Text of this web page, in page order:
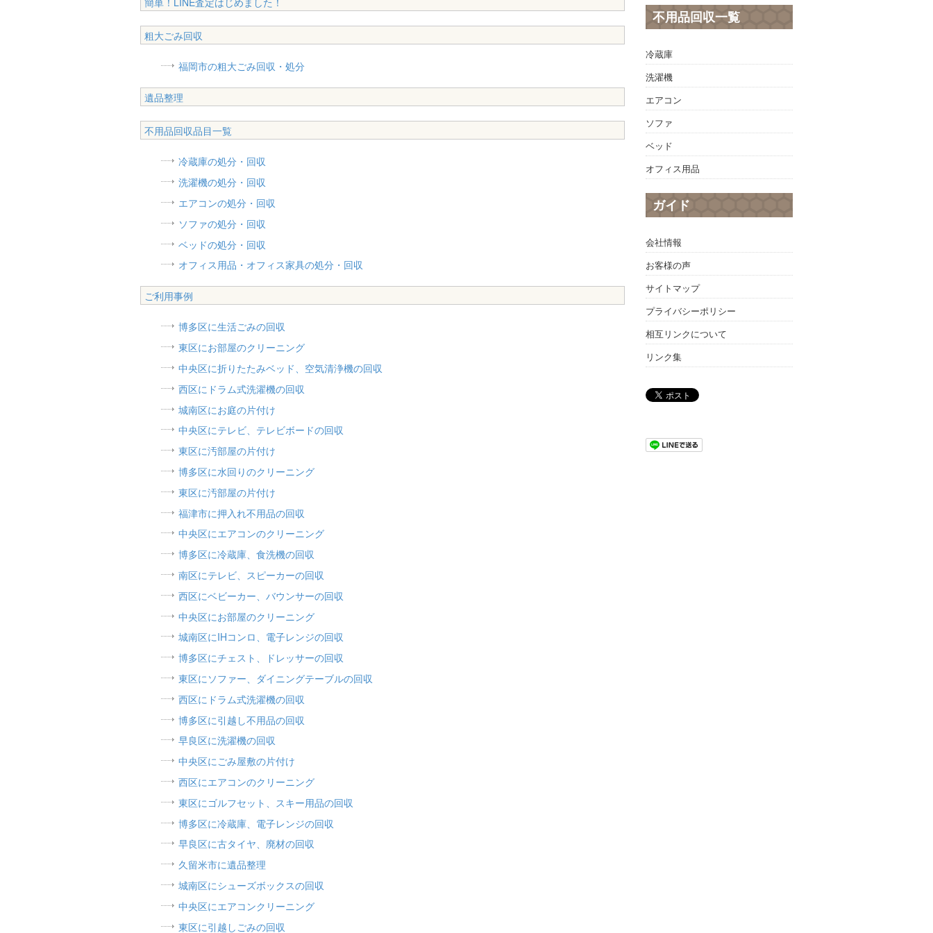
粗大ごみ回収
福岡市の粗大ごみ回収・処分
遺品整理
不用品回収品目一覧
冷蔵庫の処分・回収
洗濯機の処分・回収
エアコンの処分・回収
ソファの処分・回収
ベッドの処分・回収
オフィス用品・オフィス家具の処分・回収
ご利用事例
博多区に生活ごみの回収
東区にお部屋のクリーニング
中央区に折りたたみベッド、空気清浄機の回収
西区にドラム式洗濯機の回収
城南区にお庭の片付け
中央区にテレビ、テレビボードの回収
東区に汚部屋の片付け
博多区に水回りのクリーニング
東区に汚部屋の片付け
福津市に押入れ不用品の回収
中央区にエアコンのクリーニング
博多区に冷蔵庫、食洗機の回収
南区にテレビ、スピーカーの回収
西区にベビーカー、バウンサーの回収
中央区にお部屋のクリーニング
城南区にIHコンロ、電子レンジの回収
博多区にチェスト、ドレッサーの回収
東区にソファー、ダイニングテーブルの回収
西区にドラム式洗濯機の回収
博多区に引越し不用品の回収
早良区に洗濯機の回収
中央区にごみ屋敷の片付け
西区にエアコンのクリーニング
東区にゴルフセット、スキー用品の回収
博多区に冷蔵庫、電子レンジの回収
早良区に古タイヤ、廃材の回収
久留米市に遺品整理
城南区にシューズボックスの回収
中央区にエアコンクリーニング
東区に引越しごみの回収
不用品回収一覧
冷蔵庫
洗濯機
エアコン
ソファ
ベッド
オフィス用品
ガイド
会社情報
お客様の声
サイトマップ
プライバシーポリシー
相互リンクについて
リンク集